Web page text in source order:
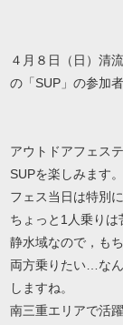
４月８日（日）清
の「SUP」の参加
アウトドアフェス
SUPを楽しみます。
フェス当日は特別
ちょっと1人乗り
静水域なので，も
両方乗りたい…な
しますね。
南三重エリアで活